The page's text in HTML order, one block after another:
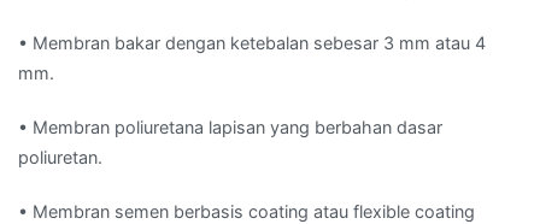
• Membran bakar dengan ketebalan sebesar 3 mm atau 4
mm.
• Membran poliuretana lapisan yang berbahan dasar
poliuretan.
• Membran semen berbasis coating atau flexible coating